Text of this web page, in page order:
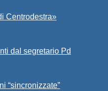
Centrodestra»
dal segretario Pd
“sincronizzate”